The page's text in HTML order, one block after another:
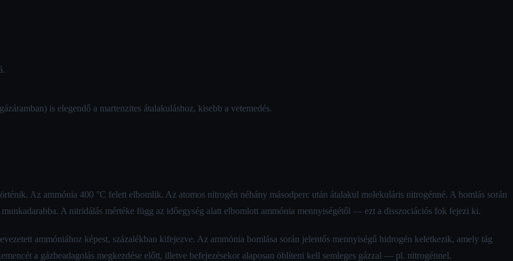
is elegendő a martenzites átalakuláshoz, kisebb a vetemedés.
Az ammónia 400 °C felett elbomlik. Az atomos nitrogén néhány másodperc után átalakul molekuláris nitrogénné. A bomlás során
A nitridálás mértéke függ az időegység alatt elbomlott ammónia mennyiségétől — ezt a disszociációs fok fejezi ki.
ammóniához képest, százalékban kifejezve. Az ammónia bomlása során jelentős mennyiségű hidrogén keletkezik, amely tág
a gázbeadagolás megkezdése előtt, illetve befejezésekor alaposan öblíteni kell semleges gázzal — pl. nitrogénnel.